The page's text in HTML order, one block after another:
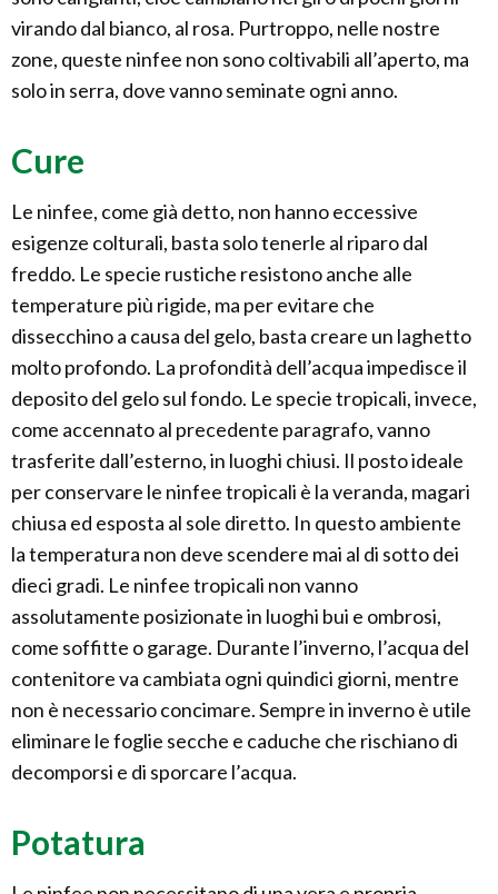
virando dal bianco, al rosa. Purtroppo, nelle nostre
zone, queste ninfee non sono coltivabili all’aperto, ma
solo in serra, dove vanno seminate ogni anno.
Cure
Le ninfee, come già detto, non hanno eccessive
esigenze colturali, basta solo tenerle al riparo dal
freddo. Le specie rustiche resistono anche alle
temperature più rigide, ma per evitare che
dissecchino a causa del gelo, basta creare un laghetto
molto profondo. La profondità dell’acqua impedisce il
deposito del gelo sul fondo. Le specie tropicali, invece,
come accennato al precedente paragrafo, vanno
trasferite dall’esterno, in luoghi chiusi. Il posto ideale
per conservare le ninfee tropicali è la veranda, magari
chiusa ed esposta al sole diretto. In questo ambiente
la temperatura non deve scendere mai al di sotto dei
dieci gradi. Le ninfee tropicali non vanno
assolutamente posizionate in luoghi bui e ombrosi,
come soffitte o garage. Durante l’inverno, l’acqua del
contenitore va cambiata ogni quindici giorni, mentre
non è necessario concimare. Sempre in inverno è utile
eliminare le foglie secche e caduche che rischiano di
decomporsi e di sporcare l’acqua.
Potatura